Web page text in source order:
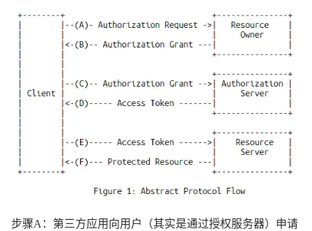
步骤A：第三方应用向用户（其实是通过授权服务器）申请